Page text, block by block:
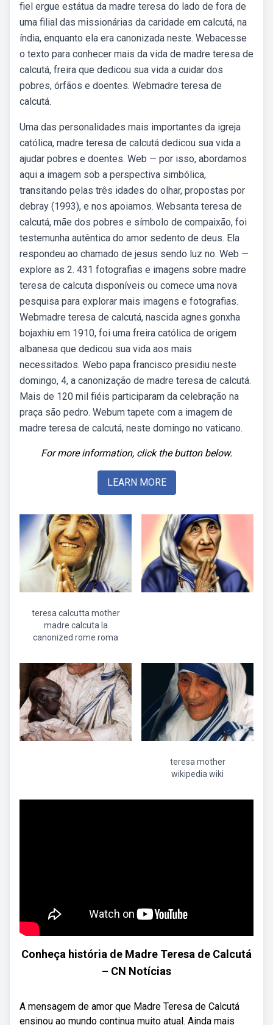
fiel ergue estátua da madre teresa do lado de fora de
uma filial das missionárias da caridade em calcutá, na
índia, enquanto ela era canonizada neste. Webacesse
o texto para conhecer mais da vida de madre teresa de
calcutá, freira que dedicou sua vida a cuidar dos
pobres, órfãos e doentes. Webmadre teresa de
calcutá.
Uma das personalidades mais importantes da igreja
católica, madre teresa de calcutá dedicou sua vida a
ajudar pobres e doentes. Web — por isso, abordamos
aqui a imagem sob a perspectiva simbólica,
transitando pelas três idades do olhar, propostas por
debray (1993), e nos apoiamos. Websanta teresa de
calcutá, mãe dos pobres e símbolo de compaixão, foi
testemunha autêntica do amor sedento de deus. Ela
respondeu ao chamado de jesus sendo luz no. Web —
explore as 2. 431 fotografias e imagens sobre madre
teresa de calcuta disponíveis ou comece uma nova
pesquisa para explorar mais imagens e fotografias.
Webmadre teresa de calcutá, nascida agnes gonxha
bojaxhiu em 1910, foi uma freira católica de origem
albanesa que dedicou sua vida aos mais
necessitados. Webo papa francisco presidiu neste
domingo, 4, a canonização de madre teresa de calcutá.
Mais de 120 mil fiéis participaram da celebração na
praça são pedro. Webum tapete com a imagem de
madre teresa de calcutá, neste domingo no vaticano.
For more information, click the button below.
LEARN MORE
teresa calcutta mother
madre calcuta la
canonized rome roma
teresa mother
wikipedia wiki
Conheça história de Madre Teresa de Calcutá
– CN Notícias
A mensagem de amor que Madre Teresa de Calcutá
ensinou ao mundo continua muito atual. Ainda mais